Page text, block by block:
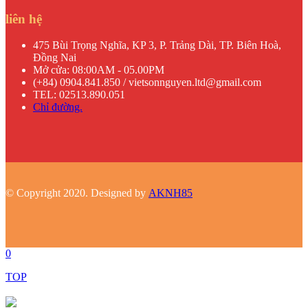
liên hệ
475 Bùi Trọng Nghĩa, KP 3, P. Trảng Dài, TP. Biên Hoà,
Đồng Nai
Mở cửa: 08:00AM - 05.00PM
(+84) 0904.841.850 / vietsonnguyen.ltd@gmail.com
TEL: 02513.890.051
Chỉ đường.
© Copyright 2020. Designed by AKNH85
0
TOP